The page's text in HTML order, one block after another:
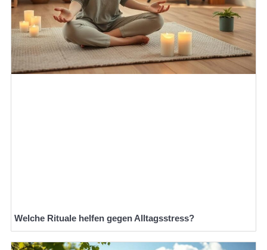
Welche Rituale helfen gegen Alltagsstress?